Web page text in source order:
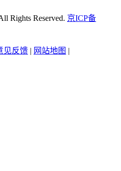
Rights Reserved. 京ICP备
见反馈 | 网站地图 |